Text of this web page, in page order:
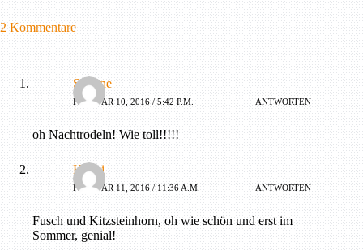
2 Kommentare
Simone
FEBRUAR 10, 2016 / 5:42 P.M. ANTWORTEN
oh Nachtrodeln! Wie toll!!!!!
Hanni
FEBRUAR 11, 2016 / 11:36 A.M. ANTWORTEN
Fusch und Kitzsteinhorn, oh wie schön und erst im
Sommer, genial!